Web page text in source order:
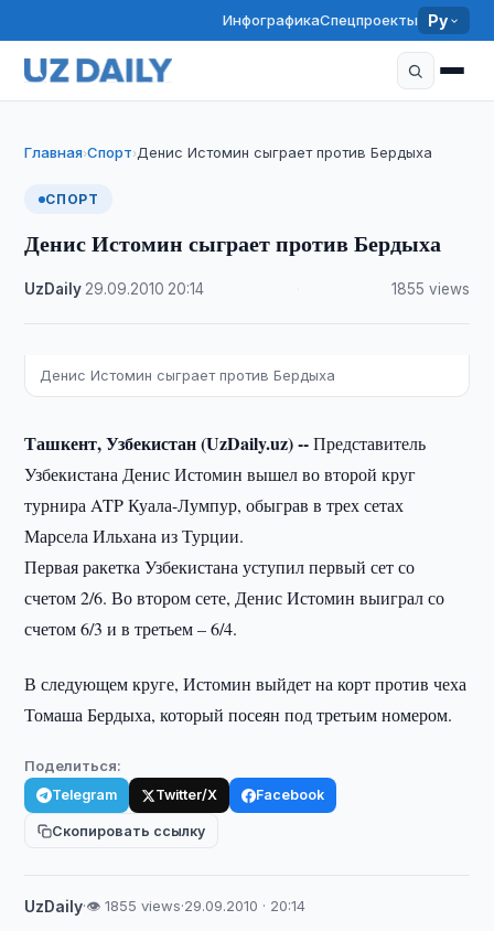
ИнфографикаСпецпроекты Ру
Главная›Спорт›Денис Истомин сыграет против Бердыха
СПОРТ
Денис Истомин сыграет против Бердыха
UzDaily 29.09.2010 20:14 1855 views
Денис Истомин сыграет против Бердыха
Ташкент, Узбекистан (UzDaily.uz) --Представитель
Узбекистана Денис Истомин вышел во второй круг
турнира ATP Куала-Лумпур, обыграв в трех сетах
Марсела Ильхана из Турции.
Первая ракетка Узбекистана уступил первый сет со
счетом 2/6. Во втором сете, Денис Истомин выиграл со
счетом 6/3 и в третьем – 6/4.
В следующем круге, Истомин выйдет на корт против чеха
Томаша Бердыха, который посеян под третьим номером.
Поделиться:
Telegram Twitter/X Facebook
Скопировать ссылку
UzDaily·👁 1855 views·29.09.2010 · 20:14